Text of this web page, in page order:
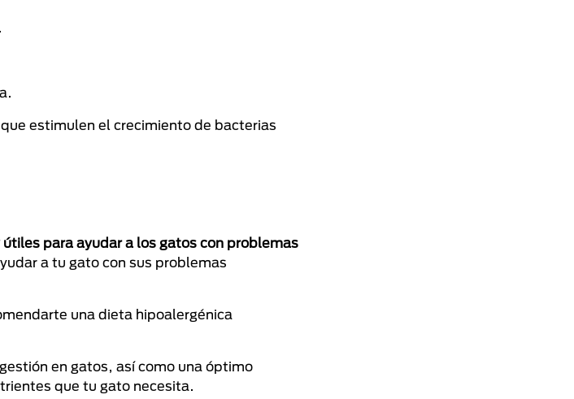
estimulen el crecimiento de bacterias
útiles para ayudar a los gatos con problemas
a tu gato con sus problemas
una dieta hipoalergénica
en gatos, así como una óptimo
que tu gato necesita.